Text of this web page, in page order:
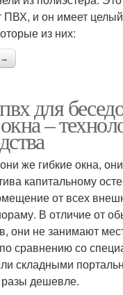
ПВХ, и он имеет
из них:
→
для
–
же гибкие окна,
капитальному
от всех
В отличие от
они не занимают
сравнению со
складными
разы дешевле.